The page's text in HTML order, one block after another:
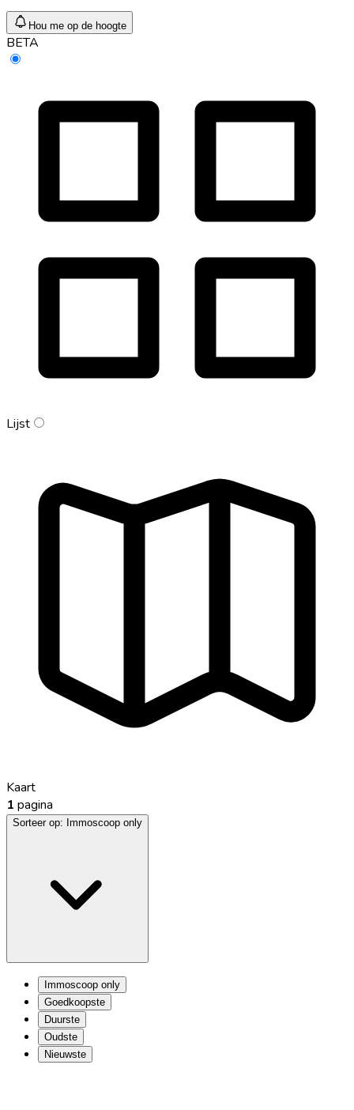
Hou me op de hoogte
BETA
Lijst
Kaart
1 pagina
Sorteer op: Immoscoop only
Immoscoop only
Goedkoopste
Duurste
Oudste
Nieuwste